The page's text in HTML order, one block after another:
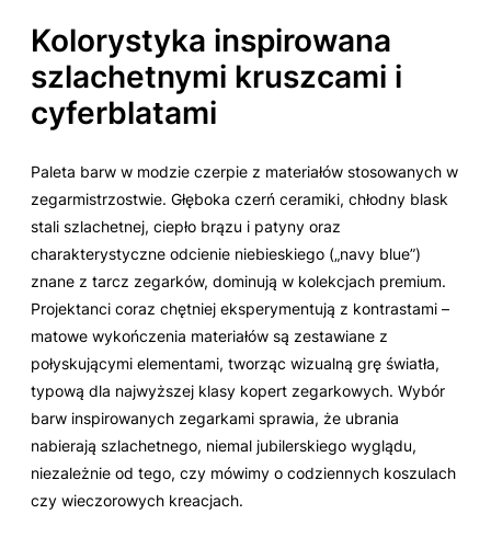
Kolorystyka inspirowana
szlachetnymi kruszcami i
cyferblatami
Paleta barw w modzie czerpie z materiałów stosowanych w
zegarmistrzostwie. Głęboka czerń ceramiki, chłodny blask
stali szlachetnej, ciepło brązu i patyny oraz
charakterystyczne odcienie niebieskiego („navy blue”)
znane z tarcz zegarków, dominują w kolekcjach premium.
Projektanci coraz chętniej eksperymentują z kontrastami –
matowe wykończenia materiałów są zestawiane z
połyskującymi elementami, tworząc wizualną grę światła,
typową dla najwyższej klasy kopert zegarkowych. Wybór
barw inspirowanych zegarkami sprawia, że ubrania
nabierają szlachetnego, niemal jubilerskiego wyglądu,
niezależnie od tego, czy mówimy o codziennych koszulach
czy wieczorowych kreacjach.